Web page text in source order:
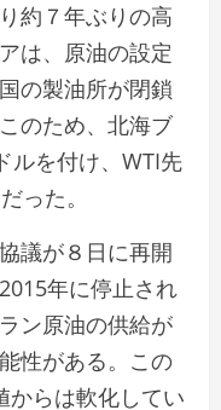
約７年ぶりの高
は、原油の設定
の製油所が閉鎖
のため、北海ブ
ルを付け、WTI先
った。
議が８日に再開
年に停止され
ン原油の供給が
性がある。この
からは軟化してい